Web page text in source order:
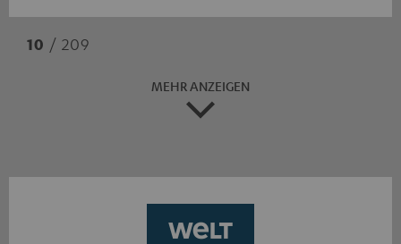
10 / 209
MEHR ANZEIGEN